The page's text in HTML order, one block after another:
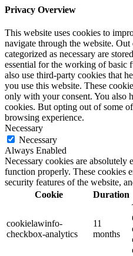
Privacy Overview
This website uses cookies to
navigate through the website. Out
categorized as necessary are
essential for the working of basic
also use third-party cookies that
you use this website. These
only with your consent. You also
cookies. But opting out of some
browsing experience.
Necessary
Necessary
Always Enabled
Necessary cookies are absolutely
function properly. These cookies
security features of the website,
Cookie
Duration
cookielawinfo-
checkbox-analytics
11
months